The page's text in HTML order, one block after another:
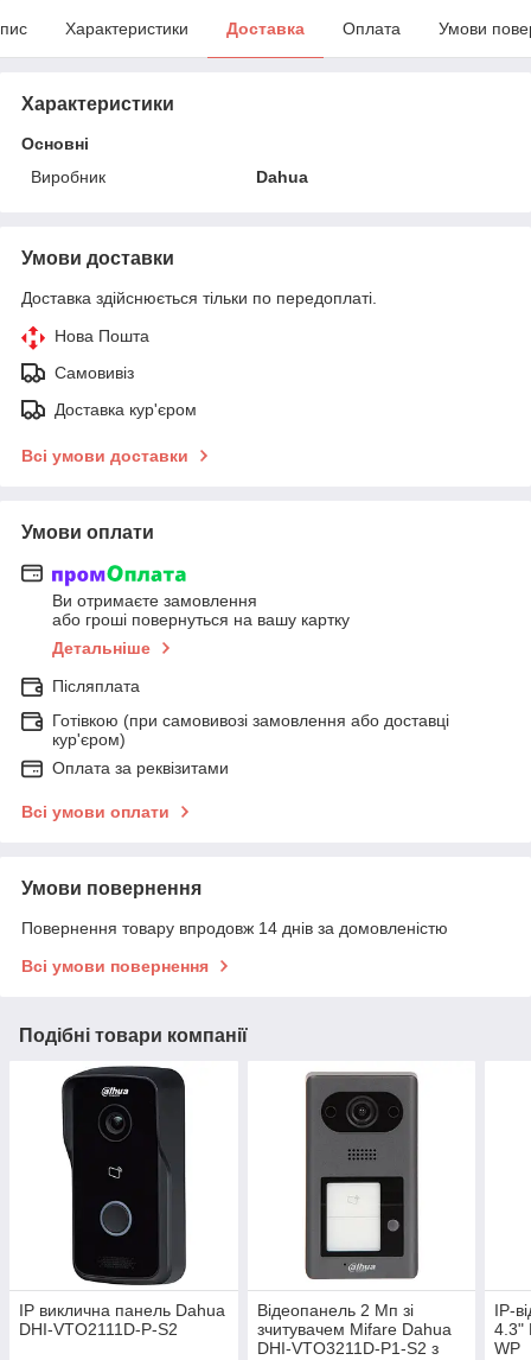
Характеристики Доставка Оплата Умови
Характеристики
Основні
Виробник
Dahua
Умови доставки
Доставка здійснюється тільки по передоплаті.
Нова Пошта
Самовивіз
Доставка кур'єром
Всі умови доставки
Умови оплати
Ви отримаєте замовлення
або гроші повернуться на вашу картку
Детальніше
Післяплата
Готівкою (при самовивозі замовлення або доставці
кур'єром)
Оплата за реквізитами
Всі умови оплати
Умови повернення
Повернення товару впродовж 14 днів за домовленістю
Всі умови повернення
Подібні товари компанії
IP виклична панель Dahua
DHI-VTO2111D-P-S2
Відеопанель 2 Мп зі
зчитувачем Mifare Dahua
DHI-VTO3211D-P1-S2 з
IP-
4.3"
WP